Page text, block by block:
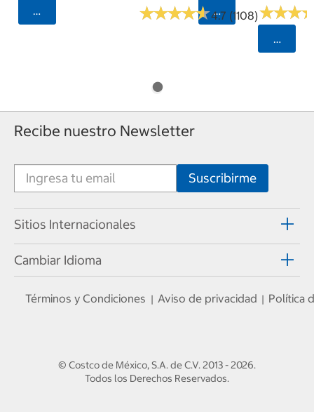
Seleccionar Código Postal
★★★★★
★★★★★4.7 (1108)
Seleccionar
★★★
★★★
Recibe nuestro Newsletter
Sitios Internacionales
Cambiar Idioma
Términos y Condiciones | Aviso de privacidad | Política
© Costco de México, S.A. de C.V.2013 - 2026.
Todos los Derechos Reservados.